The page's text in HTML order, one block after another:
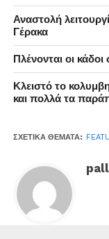
Αναστολή
Γέρακα
Πλένονται οι
Κλειστό το
και πολλά τα
ΣΧΕΤΙΚΆ ΘΈΜΑΤΑ: